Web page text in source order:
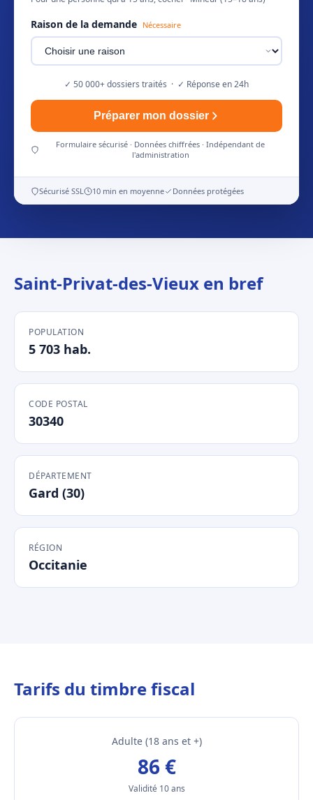
Raison de la demande Nécessaire
✓ 50 000+ dossiers traités · ✓ Réponse en 24h
Préparer mon dossier
Formulaire sécurisé · Données chiffrées · Indépendant de
l'administration
Sécurisé SSL 10 min en moyenne Données protégées
Saint-Privat-des-Vieux en bref
POPULATION
5 703 hab.
CODE POSTAL
30340
DÉPARTEMENT
Gard (30)
RÉGION
Occitanie
Tarifs du timbre fiscal
Adulte (18 ans et +)
86 €
Validité 10 ans